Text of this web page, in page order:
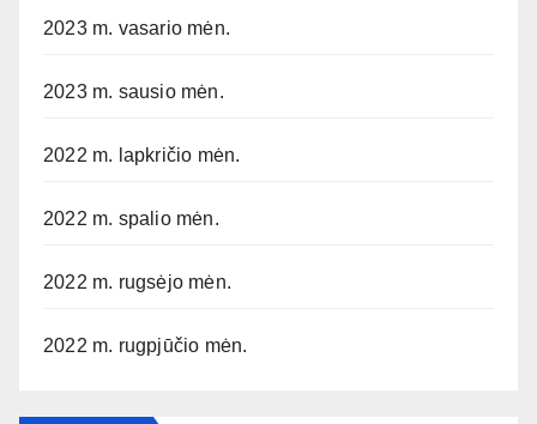
2023 m. vasario mėn.
2023 m. sausio mėn.
2022 m. lapkričio mėn.
2022 m. spalio mėn.
2022 m. rugsėjo mėn.
2022 m. rugpjūčio mėn.